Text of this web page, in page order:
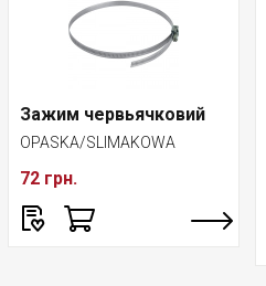
Зажим червьячковий
OPASKA/SLIMAKOWA
72 грн.